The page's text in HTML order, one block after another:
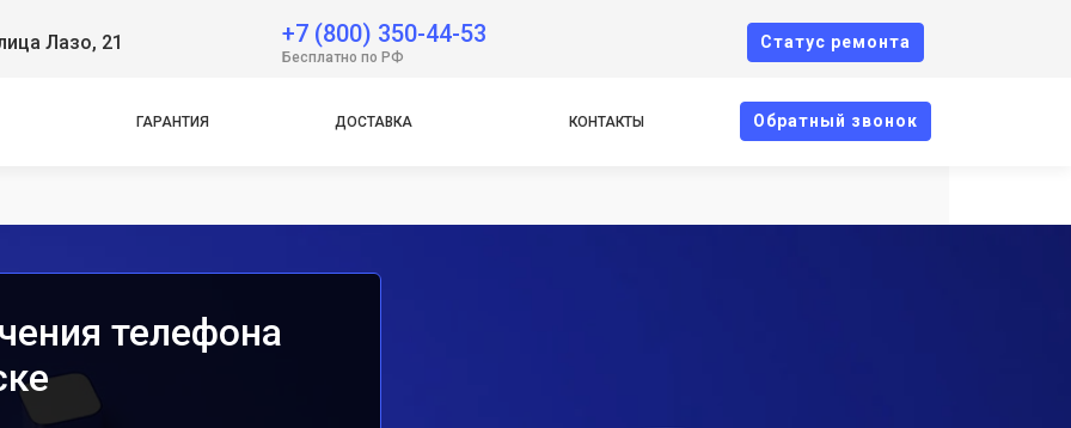
Лазо, 21 +7 (800) 350-44-53
Бесплатно по РФ
Cтатус ремонта
ГАРАНТИЯ ДОСТАВКА КОНТАКТЫ Oбратный звонок
телефона